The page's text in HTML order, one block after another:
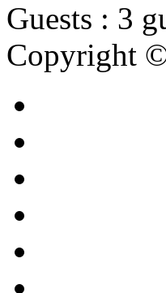
Guests : 3
Copyright ©